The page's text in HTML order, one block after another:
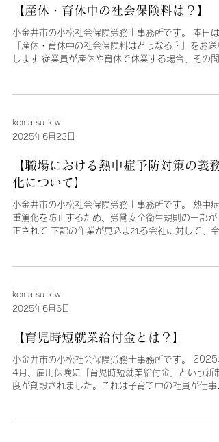
【産休・育休中の社会保険料は？】
小金井市の小松社会保険労務士事務所です。 本日は
「産休・育休中の社会保険料はどうなる？」をお送
します 従業員が産休や育休で休業する場合、その間
と手続き、免除される期間、休業終...
komatsu-ktw
2025年6月23日
【職場における熱中症予防対策の義務
化について】
小金井市の小松社会保険労務士事務所です。 熱中症
重篤化を防止するため、労働安全衛生規則の一部が
正されて 下記の作業が見込まれる会社に対して、令
komatsu-ktw
2025年6月6日
【育児時短就業給付金とは？】
小金井市の小松社会保険労務士事務所です。 2025
4月、雇用保険に「育児時短就業給付金」という新制
度が創設されました。これは子育て中の社員が仕事
金」についてご紹介します。...